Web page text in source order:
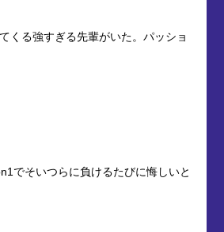
くる強すぎる先輩がいた。パッショ
でそいつらに負けるたびに悔しいと